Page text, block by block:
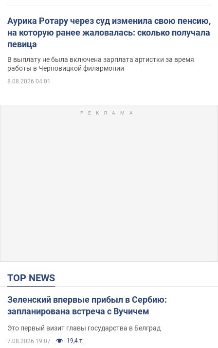
Аурика Ротару через суд изменила свою пенсию,
на которую ранее жаловалась: сколько получала
певица
В выплату не была включена зарплата артистки за время
работы в Черновицкой филармонии
8.08.2026 04:01
TOP NEWS
Зеленский впервые прибыл в Сербию:
запланирована встреча с Вучичем
Это первый визит главы государства в Белград
7.08.2026 19:07 19,4 т.